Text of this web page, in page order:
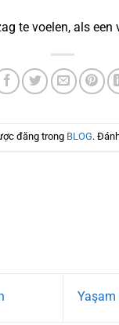
te voelen, als
đăng trong BLOG.
Yaşam